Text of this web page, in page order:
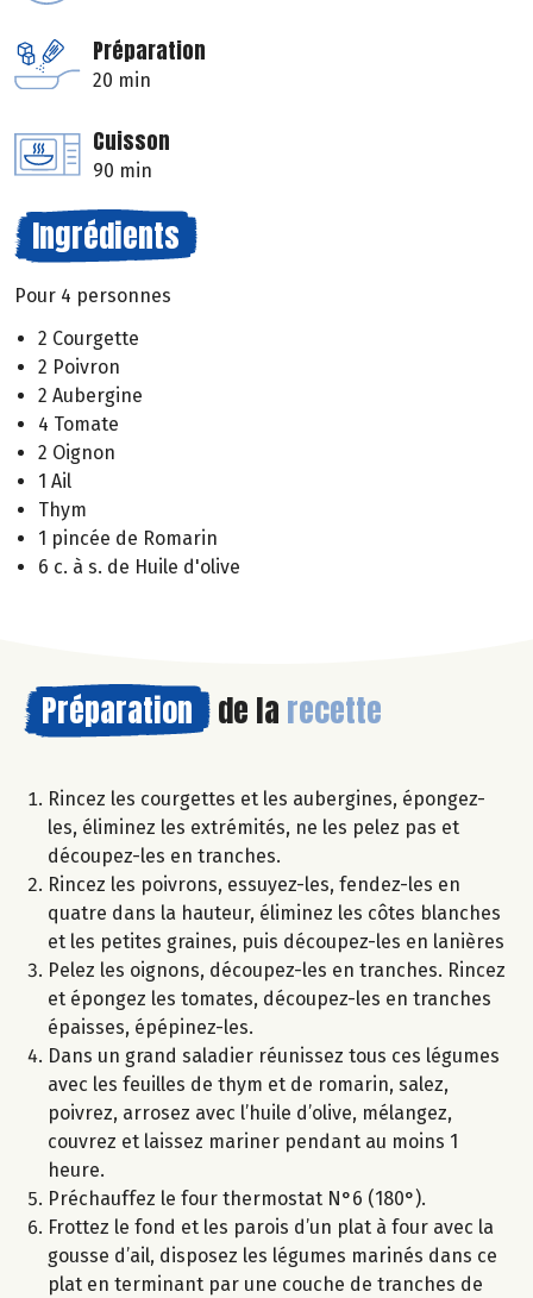
Préparation
20 min
Cuisson
90 min
Ingrédients
Pour 4 personnes
2 Courgette
2 Poivron
2 Aubergine
4 Tomate
2 Oignon
1 Ail
Thym
1 pincée de Romarin
6 c. à s. de Huile d'olive
Préparation de la recette
Rincez les courgettes et les aubergines, épongez-
les, éliminez les extrémités, ne les pelez pas et
découpez-les en tranches.
Rincez les poivrons, essuyez-les, fendez-les en
quatre dans la hauteur, éliminez les côtes blanches
et les petites graines, puis découpez-les en lanières
Pelez les oignons, découpez-les en tranches. Rincez
et épongez les tomates, découpez-les en tranches
épaisses, épépinez-les.
Dans un grand saladier réunissez tous ces légumes
avec les feuilles de thym et de romarin, salez,
poivrez, arrosez avec l’huile d’olive, mélangez,
couvrez et laissez mariner pendant au moins 1
heure.
Préchauffez le four thermostat N°6 (180°).
Frottez le fond et les parois d’un plat à four avec la
gousse d’ail, disposez les légumes marinés dans ce
plat en terminant par une couche de tranches de